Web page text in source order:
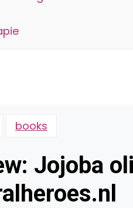
books
Jojoba